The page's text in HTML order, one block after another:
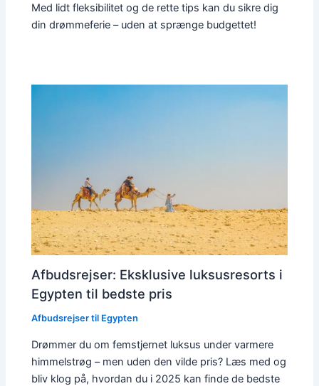
Med lidt fleksibilitet og de rette tips kan du sikre dig
din drømmeferie – uden at sprænge budgettet!
Afbudsrejser: Eksklusive luksusresorts i
Egypten til bedste pris
Afbudsrejser til Egypten
Drømmer du om femstjernet luksus under varmere
himmelstrøg – men uden den vilde pris? Læs med og
bliv klog på, hvordan du i 2025 kan finde de bedste